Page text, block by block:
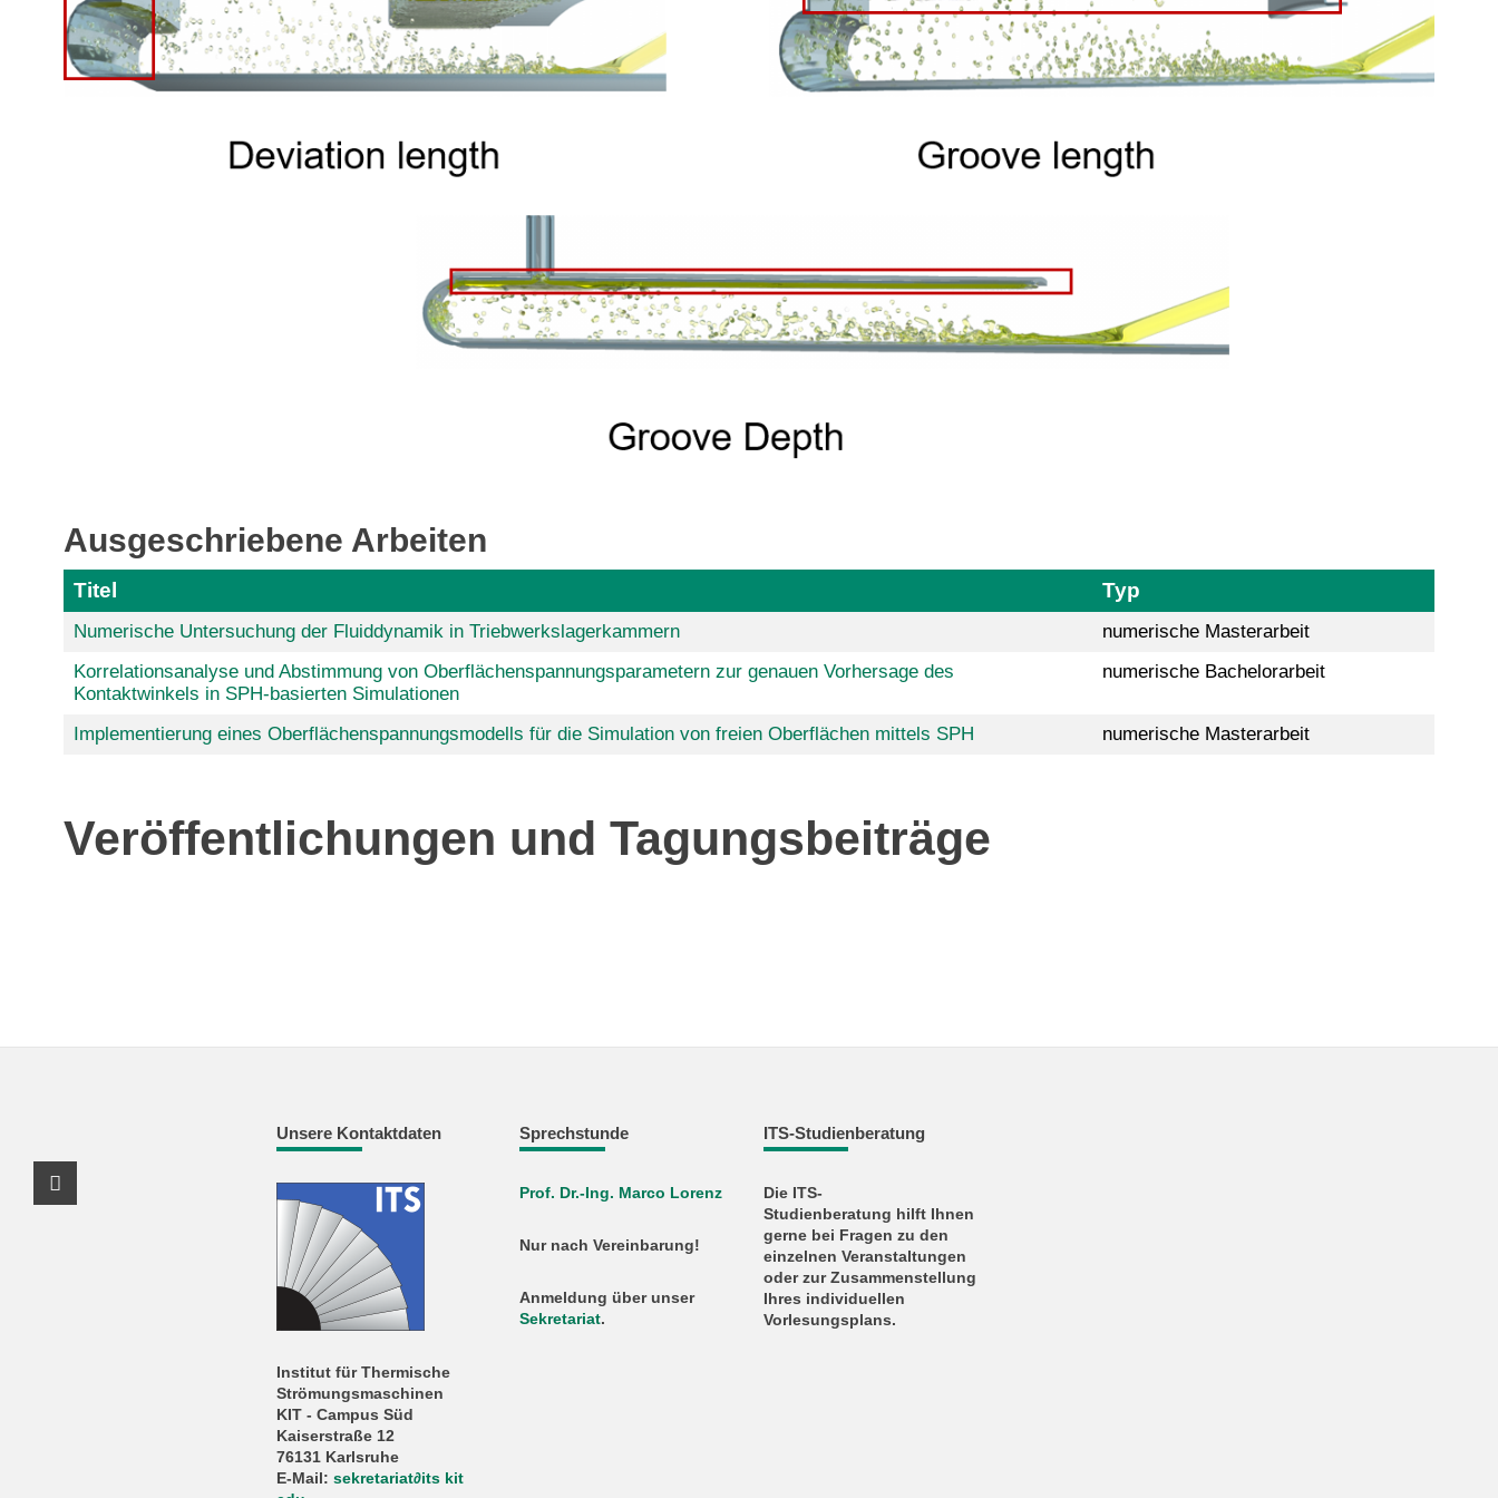
Ausgeschriebene Arbeiten
Titel Typ
Numerische Untersuchung der Fluiddynamik in Triebwerkslagerkammern
numerische Masterarbeit
Korrelationsanalyse und Abstimmung von Oberflächenspannungsparametern zur genauen Vorhersage des
Kontaktwinkels in SPH-basierten Simulationen
numerische Bachelorarbeit
Implementierung eines Oberflächenspannungsmodells für die Simulation von freien Oberflächen mittels SPH numerische Masterarbeit
Veröffentlichungen und Tagungsbeiträge
Unsere Kontaktdaten
Institut für Thermische
Strömungsmaschinen
KIT - Campus Süd
Kaiserstraße 12
76131 Karlsruhe
E-Mail:sekretariat∂its kit
Sprechstunde
Prof. Dr.-Ing. Marco Lorenz
Nur nach Vereinbarung!
Anmeldung über unser
Sekretariat.
ITS-Studienberatung
Die ITS-
Studienberatung hilft Ihnen
gerne bei Fragen zu den
einzelnen Veranstaltungen
oder zur Zusammenstellung
Ihres individuellen
Vorlesungsplans.
Youtube Profil